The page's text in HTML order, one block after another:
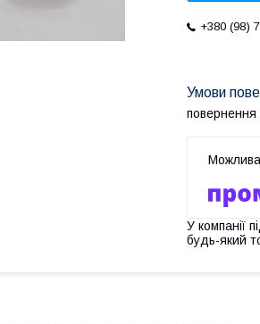
+380 (98)
повернення
У компанії
будь-який